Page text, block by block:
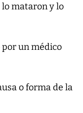
lo mataron y lo
por un médico
o forma de la